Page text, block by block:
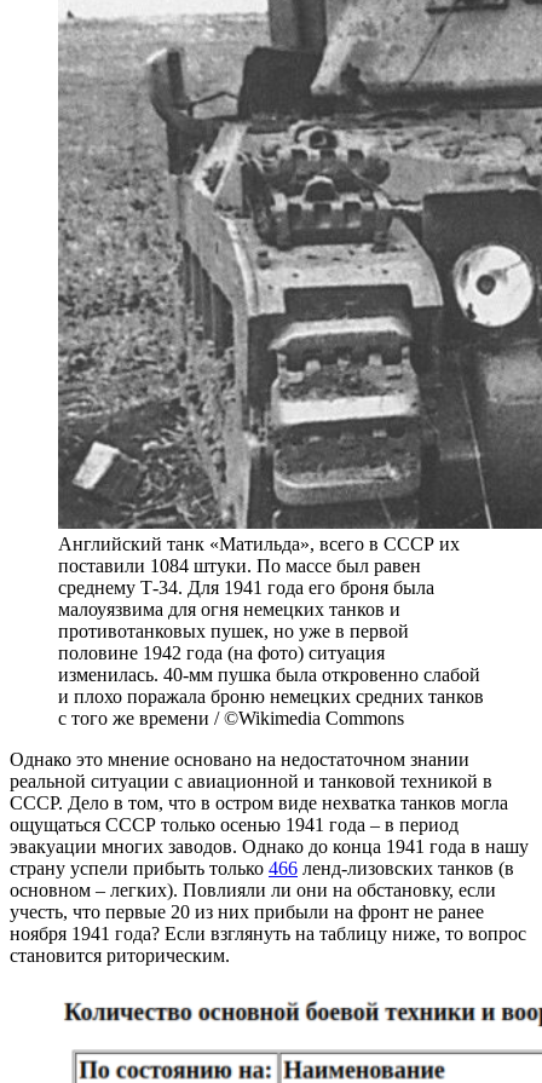
Английский танк «Матильда», всего в СССР их
поставили 1084 штуки. По массе был равен
среднему Т-34. Для 1941 года его броня была
малоуязвима для огня немецких танков и
противотанковых пушек, но уже в первой
половине 1942 года (на фото) ситуация
изменилась. 40-мм пушка была откровенно слабой
и плохо поражала броню немецких средних танков
с того же времени / ©Wikimedia Commons
Однако это мнение основано на недостаточном знании
реальной ситуации с авиационной и танковой техникой в
СССР. Дело в том, что в остром виде нехватка танков могла
ощущаться СССР только осенью 1941 года – в период
эвакуации многих заводов. Однако до конца 1941 года в нашу
страну успели прибыть только 466 ленд-лизовских танков (в
основном – легких). Повлияли ли они на обстановку, если
учесть, что первые 20 из них прибыли на фронт не ранее
ноября 1941 года? Если взглянуть на таблицу ниже, то вопрос
становится риторическим.